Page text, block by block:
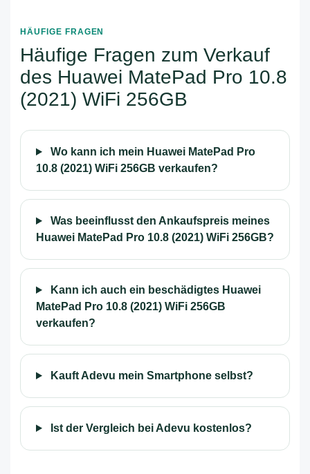
HÄUFIGE FRAGEN
Häufige Fragen zum Verkauf
des Huawei MatePad Pro 10.8
(2021) WiFi 256GB
Wo kann ich mein Huawei MatePad Pro
10.8 (2021) WiFi 256GB verkaufen?
Was beeinflusst den Ankaufspreis meines
Huawei MatePad Pro 10.8 (2021) WiFi 256GB?
Kann ich auch ein beschädigtes Huawei
MatePad Pro 10.8 (2021) WiFi 256GB
verkaufen?
Kauft Adevu mein Smartphone selbst?
Ist der Vergleich bei Adevu kostenlos?